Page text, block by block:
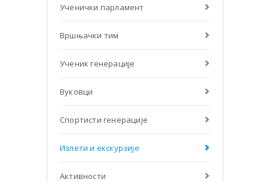
Ученички парламент
Вршњачки тим
Ученик генерације
Вуковци
Спортисти генерације
Излети и екскурзије
Активности